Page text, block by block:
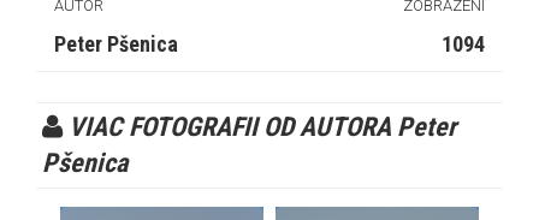
AUTOR
ZOBRAZENÍ
Peter Pšenica 1094
VIAC FOTOGRAFII OD AUTORA Peter
Pšenica